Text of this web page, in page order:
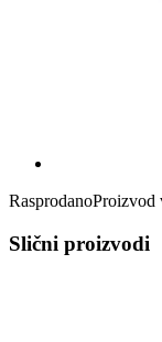
RasprodanoProizvod
Slični proizvodi